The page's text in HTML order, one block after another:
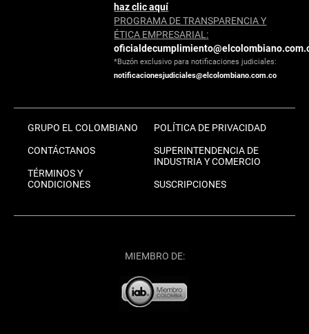
haz clic aquí
PROGRAMA DE TRANSPARENCIA Y
ÉTICA EMPRESARIAL:
*Buzón exclusivo para notificaciones judiciales:
notificacionesjudiciales@elcolombiano.com.co
GRUPO EL COLOMBIANO
CONTÁCTANOS
TÉRMINOS Y
CONDICIONES
POLÍTICA DE PRIVACIDAD
SUPERINTENDENCIA DE
INDUSTRIA Y COMERCIO
SUSCRIPCIONES
MIEMBRO DE: